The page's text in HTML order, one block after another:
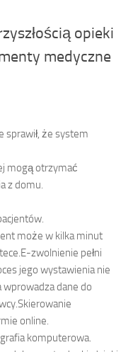
opieki
medyczne
sprawił, że system
mogą otrzymać
z domu.
może w kilka minut
zwolnienie pełni
jego wystawienia nie
dane do
online.
komputerowa.